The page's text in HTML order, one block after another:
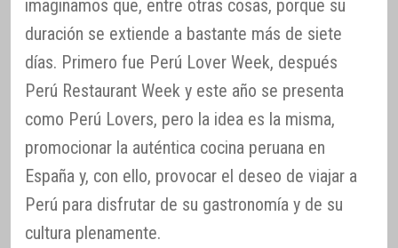
imaginamos que, entre otras cosas, porque su
duración se extiende a bastante más de siete
días. Primero fue Perú Lover Week, después
Perú Restaurant Week y este año se presenta
como Perú Lovers, pero la idea es la misma,
promocionar la auténtica cocina peruana en
España y, con ello, provocar el deseo de viajar a
Perú para disfrutar de su gastronomía y de su
cultura plenamente.